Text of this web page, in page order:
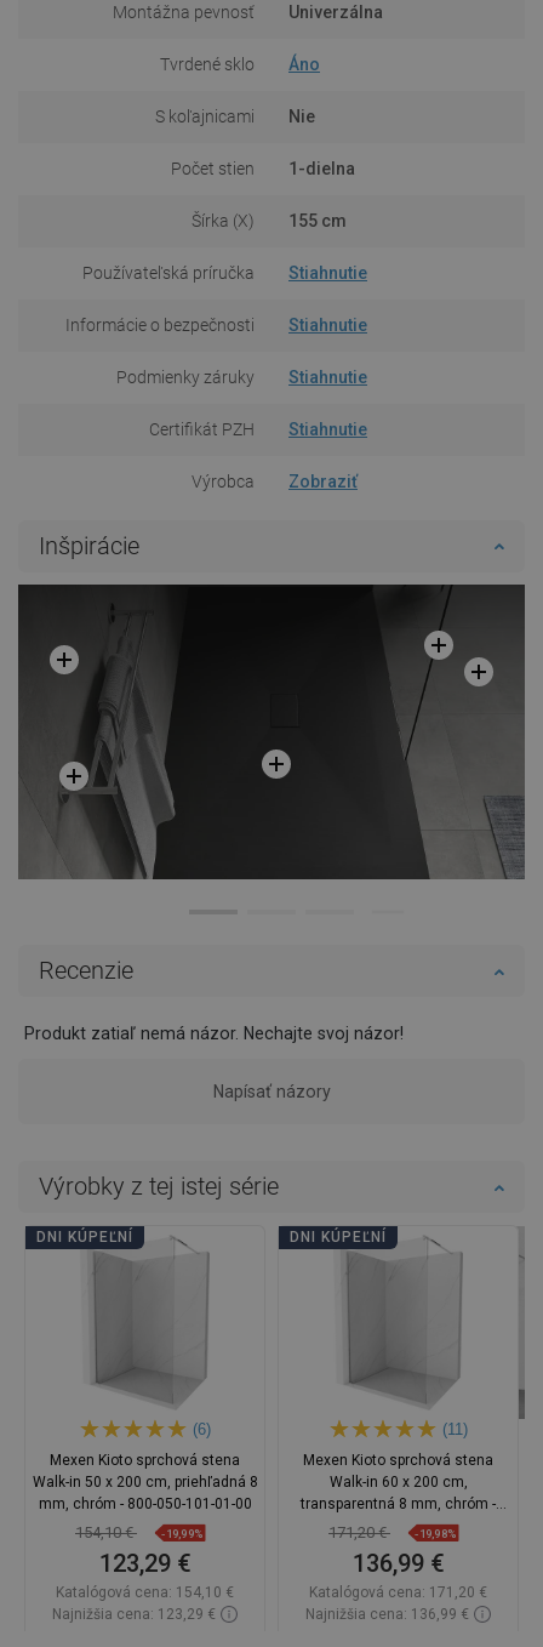
Montážna pevnosť Univerzálna
Tvrdené sklo Áno
S koľajnicami Nie
Počet stien 1-dielna
Šírka (X) 155 cm
Používateľská príručka Stiahnutie
Informácie o bezpečnosti Stiahnutie
Podmienky záruky Stiahnutie
Certifikát PZH Stiahnutie
Výrobca Zobraziť
Inšpirácie
Recenzie
Produkt zatiaľ nemá názor. Nechajte svoj názor!
Napísať názory
Výrobky z tej istej série
DNI KÚPEĽNÍ
(6)
Mexen Kioto sprchová stena
Walk-in 50 x 200 cm, priehľadná 8
mm, chróm - 800-050-101-01-00
154,10 € -19,99%
123,29 €
Katalógová cena: 154,10 €
Najnižšia cena: 123,29 €
DNI KÚPEĽNÍ
(11)
Mexen Kioto sprchová stena
Walk-in 60 x 200 cm,
transparentná 8 mm, chróm -
800-060-101-01-00
171,20 € -19,98%
136,99 €
Katalógová cena: 171,20 €
Najnižšia cena: 136,99 €